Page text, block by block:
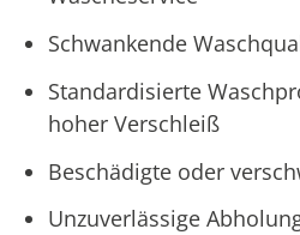
Schwankende
Standardisierte
hoher Verschleiß
Beschädigte oder
Unzuverlässige